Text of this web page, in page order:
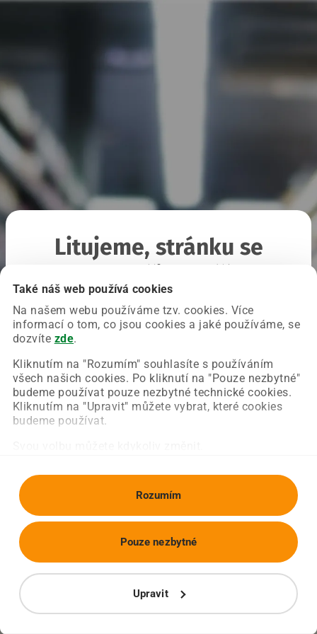
Také náš web používá cookies
Na našem webu používáme tzv. cookies. Více
informací o tom, co jsou cookies a jaké používáme, se
dozvíte zde.
Kliknutím na "Rozumím" souhlasíte s používáním
všech našich cookies. Po kliknutí na "Pouze nezbytné"
budeme používat pouze nezbytné technické cookies.
Kliknutím na "Upravit" můžete vybrat, které cookies
budeme používat.
Rozumím
Upravit
Pouze nezbytné
Litujeme, stránku se
Chyba nastala na naší straně a už ji opravujeme.
Zkuste prosím znovu načíst požadovanou stránku.
Obnovit stránku Úvodní strana